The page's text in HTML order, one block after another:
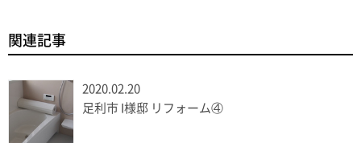
関連記事
2020.02.20
足利市 I様邸 リフォーム④